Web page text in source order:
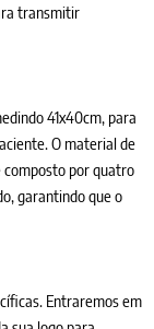
transmitir
41x40cm, para
O material de
composto por quatro
garantindo que o
Entraremos em